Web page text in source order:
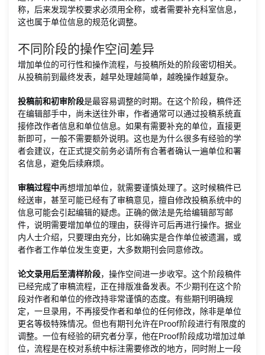
称，后来发现学校要求必须用全称，或者需要补充科室信息，
这也属于单位信息的规范化调整。
不同阶段的操作空间差异
增加单位的可行性和操作流程，与投稿所处的阶段密切相关。
从投稿前到最终发表，越早处理越简单，越晚操作越复杂。
投稿前和初审阶段是最容易调整的时期。在这个阶段，稿件还
在编辑部手中，尚未送往外审，作者通常可以通过投稿系统直
接修改作者信息和单位信息。如果有需要补充的单位，直接更
新即可，一般不需要额外说明。这也是为什么很多有经验的学
者会建议，在正式提交前务必请所有合著者确认一遍单位和署
名信息，避免后续麻烦。
审稿过程中再想增加单位，就需要谨慎处理了。这时候稿件已
经送审，甚至可能已经有了审稿意见，擅自修改投稿系统中的
信息可能会引起编辑的疑虑。正确的做法是先给编辑部写邮
件，说明需要增加单位的理由，获得许可后再进行操作。据业
内人士介绍，只要理由充分，比如确实是合作单位被遗漏，或
者作者工作单位发生变更，大多数期刊会同意修改。
论文录用后至清样阶段，操作空间进一步收窄。这个阶段稿件
已经完成了审稿流程，正在排版准备发表。不少期刊在这个阶
段对作者和单位的修改持非常谨慎的态度。有些期刊明确规
定，一旦录用，不再接受作者和单位的任何修改，除非是单位
更名等极特殊情况。但也有期刊允许在Proof阶段进行有限度的
调整。一位有经验的研究者分享，他在Proof阶段成功增加过单
位，流程是在校对系统中标注需要修改的地方，同时附上一段